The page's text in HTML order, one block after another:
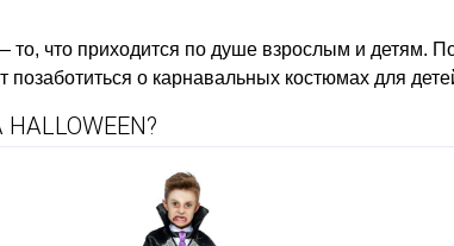
что приходится по душе взрослым и детям.
о карнавальных костюмах для